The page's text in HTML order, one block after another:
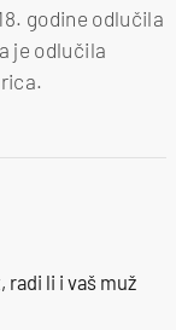
godine odlučila
je odlučila
radi li i vaš muž